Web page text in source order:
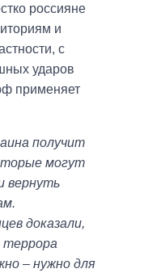
россияне
и
с
ударов
применяет
получит
могут
вернуть
доказали,
террора
– нужно для